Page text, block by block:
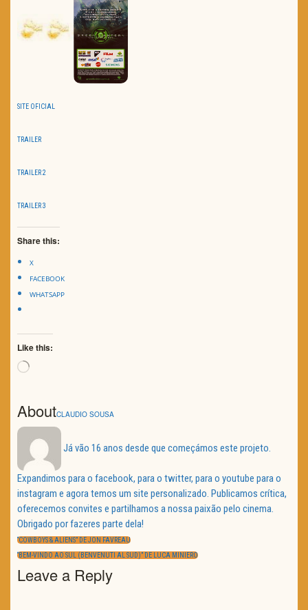
SITE OFICIAL
TRAILER
TRAILER 2
TRAILER 3
Share this:
X
FACEBOOK
WHATSAPP
Like this:
Loading…
AboutCLAUDIO SOUSA
Já vão 16 anos desde que começámos este projeto.
Expandimos para o facebook, para o twitter, para o youtube para o
instagram e agora temos um site personalizado. Publicamos crítica,
oferecemos convites e partilhamos a nossa paixão pelo cinema.
Obrigado por fazeres parte dela!
Navegação
de
artigos
PREVIOUS
“COWBOYS & ALIENS” DE JON FAVREAU
NEXT
“BEM-VINDO AO SUL (BENVENUTI AL SUD)” DE LUCA MINIERO
Leave a Reply